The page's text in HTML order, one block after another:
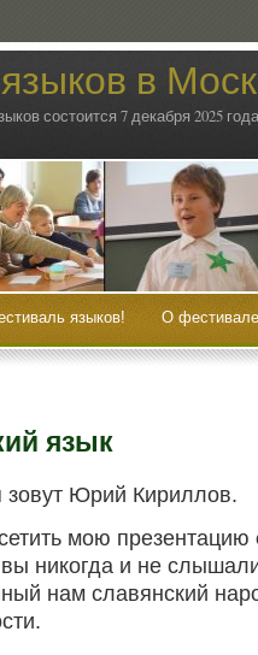
в
состоится 7 декабря 2025
языков! О
язык
зовут Юрий Кириллов.
мою пре­зен­та­цию
нико­гда и не
нам сла­вян­ский